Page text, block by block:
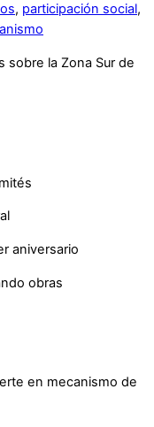
, participación social,
sobre la Zona Sur de
aniversario
obras
en mecanismo de